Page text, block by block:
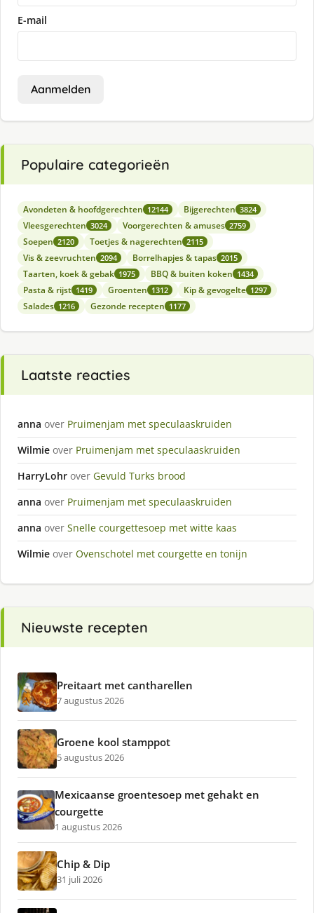
E-mail
Aanmelden
Populaire categorieën
Avondeten & hoofdgerechten 12144 Bijgerechten 3824
Vleesgerechten 3024 Voorgerechten & amuses 2759
Soepen 2120 Toetjes & nagerechten 2115
Vis & zeevruchten 2094 Borrelhapjes & tapas 2015
Taarten, koek & gebak 1975 BBQ & buiten koken 1434
Pasta & rijst 1419 Groenten 1312 Kip & gevogelte 1297
Salades 1216 Gezonde recepten 1177
Laatste reacties
anna over Pruimenjam met speculaaskruiden
Wilmie over Pruimenjam met speculaaskruiden
HarryLohr over Gevuld Turks brood
anna over Pruimenjam met speculaaskruiden
anna over Snelle courgettesoep met witte kaas
Wilmie over Ovenschotel met courgette en tonijn
Nieuwste recepten
Preitaart met cantharellen
7 augustus 2026
Groene kool stamppot
5 augustus 2026
Mexicaanse groentesoep met gehakt en
courgette
1 augustus 2026
Chip & Dip
31 juli 2026